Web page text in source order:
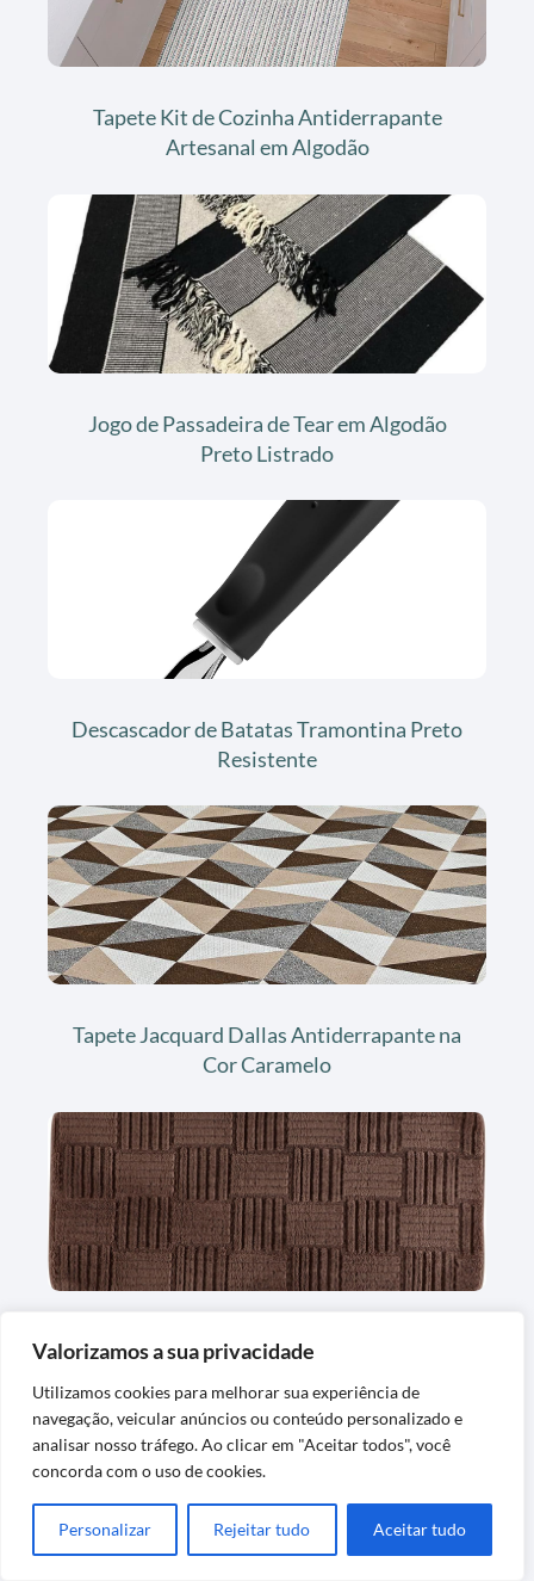
Valorizamos a sua privacidade
Utilizamos cookies para melhorar sua experiência de
navegação, veicular anúncios ou conteúdo personalizado e
analisar nosso tráfego. Ao clicar em "Aceitar todos", você
concorda com o uso de cookies.
Personalizar Rejeitar tudo Aceitar tudo
Tapete Kit de Cozinha Antiderrapante
Artesanal em Algodão
Jogo de Passadeira de Tear em Algodão
Preto Listrado
Descascador de Batatas Tramontina Preto
Resistente
Tapete Jacquard Dallas Antiderrapante na
Cor Caramelo
Tapete Passadeira Para Banheiro Macio
Antiderrapante Peludo